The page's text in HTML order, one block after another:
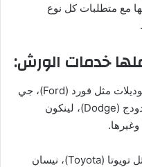
مع متطلبات كل نوع
خدمات الورش:
تشمل موديلات مثل فورد (Ford)، جي
إم سي (GMC)، كاديلاك (Cadillac)، دودج (Dodge)، لينكون
مثل تويوتا (Toyota)، نيسان